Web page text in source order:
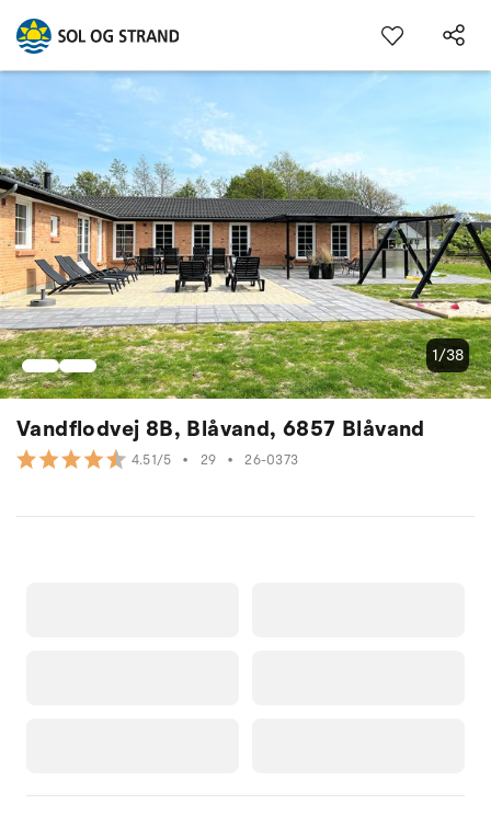
Vandflodvej 8B, Blåvand, 6857 Blåvand
4.51/5 • 29 • 26-0373
1/38